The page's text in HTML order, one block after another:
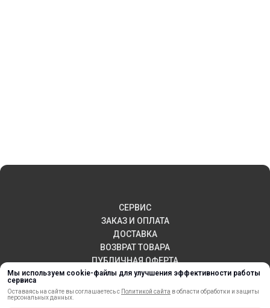
Мы используем cookie-файлы для улучшения эффективности работы
сервиса
Оставаясь на сайте вы соглашаетесь с Политикой сайта в области обработки и защиты
персональных данных.
СЕРВИС
ЗАКАЗ И ОПЛАТА
ДОСТАВКА
ВОЗВРАТ ТОВАРА
ПУБЛИЧНАЯ ОФЕРТА
КОНТАКТЫ